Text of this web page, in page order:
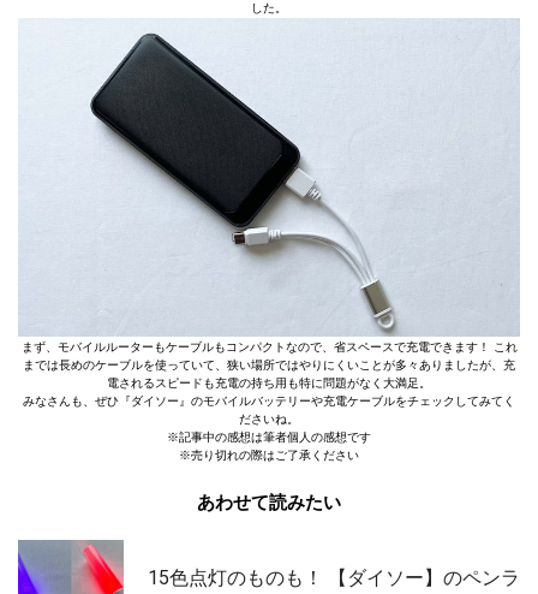
した。
まず、モバイルルーターもケーブルもコンパクトなので、省スペースで充電できます！ これ
までは長めのケーブルを使っていて、狭い場所ではやりにくいことが多々ありましたが、充
電されるスピードも充電の持ち用も特に問題がなく大満足。
みなさんも、ぜひ『ダイソー』のモバイルバッテリーや充電ケーブルをチェックしてみてく
ださいね。
※記事中の感想は筆者個人の感想です
※売り切れの際はご了承ください
あわせて読みたい
15色点灯のものも！ 【ダイソー】のペンラ